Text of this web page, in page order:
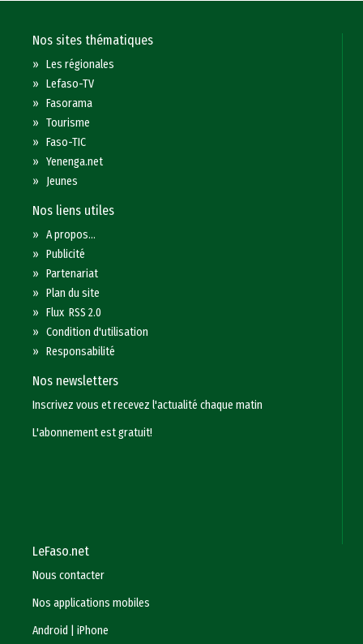
Nos sites thématiques
»Les régionales
»Lefaso-TV
»Fasorama
»Tourisme
»Faso-TIC
»Yenenga.net
» Jeunes
Nos liens utiles
»A propos...
»Publicité
»Partenariat
»Plan du site
»Flux RSS 2.0
»Condition d'utilisation
»Responsabilité
Nos newsletters
Inscrivez vous et recevez l'actualité chaque matin
L'abonnement est gratuit!
LeFaso.net
Nous contacter
Nos applications mobiles
Android |iPhone